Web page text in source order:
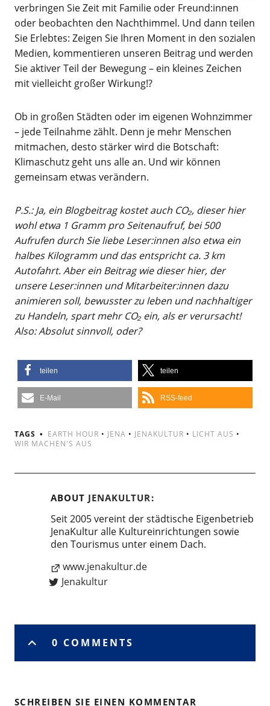
verbringen Sie Zeit mit Familie oder Freund:innen
oder beobachten den Nachthimmel. Und dann teilen
Sie Erlebtes: Zeigen Sie Ihren Moment in den sozialen
Medien, kommentieren unseren Beitrag und werden
Sie aktiver Teil der Bewegung – ein kleines Zeichen
mit vielleicht großer Wirkung!?
Ob in großen Städten oder im eigenen Wohnzimmer
– jede Teilnahme zählt. Denn je mehr Menschen
mitmachen, desto stärker wird die Botschaft:
Klimaschutz geht uns alle an. Und wir können
gemeinsam etwas verändern.
P.S.: Ja, ein Blogbeitrag kostet auch CO₂, dieser hier
wohl etwa 1 Gramm pro Seitenaufruf, bei 500
Aufrufen durch Sie liebe Leser:innen also etwa ein
halbes Kilogramm und das entspricht ca. 3 km
Autofahrt. Aber ein Beitrag wie dieser hier, der
unsere Leser:innen und Mitarbeiter:innen dazu
animieren soll, bewusster zu leben und nachhaltiger
zu Handeln, spart mehr CO₂ ein, als er verursacht!
Also: Absolut sinnvoll, oder?
teilen teilen
E-Mail RSS-feed
TAGS EARTH HOUR • JENA • JENAKULTUR • LICHT AUS •
WIR MACHEN'S AUS
ABOUT JENAKULTUR
Seit 2005 vereint der städtische Eigenbetrieb
JenaKultur alle Kultureinrichtungen sowie
den Tourismus unter einem Dach.
www.jenakultur.de
Jenakultur
0 COMMENTS
SCHREIBEN SIE EINEN KOMMENTAR